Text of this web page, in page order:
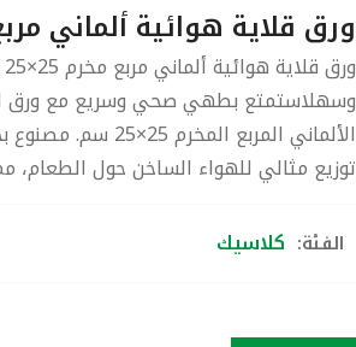
قلاية هوائية ألماني مربع
ورق
بطهي صحي وسريع مع ورق
الألماني المربع المخرم
مثالي للهواء الساخن حول الطعام،
كلاسيك